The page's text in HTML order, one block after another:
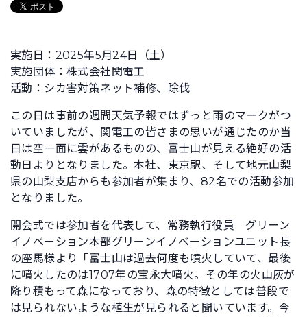
実施日：2025年5月24日（土）
実施団体：株式会社関電工
活動：シカ害対策ネット補修、除伐
この日は事前の週間天気予報ではずっと雨のマークがつ
いていましたが、関電工の皆さまの思いが通じたのか当
日は空一面に雲があるものの、富士山が見える絶好の活
動日よりとなりました。本社、東京駅、そして地元山梨
県の山梨支店からも参加者が集まり、82名での活動参加
となりました。
開会式では参加者を代表して、常務執行役員 グリーン
イノベーション本部グリーンイノベーションユニット長
の座馬様より「富士山は過去何度も噴火していて、最後
に噴火したのは1707年の宝永大噴火。その年の火山灰が
降り積もって森になっており、森の特徴としては普段で
は見られないような植生が見られると聞いています。今